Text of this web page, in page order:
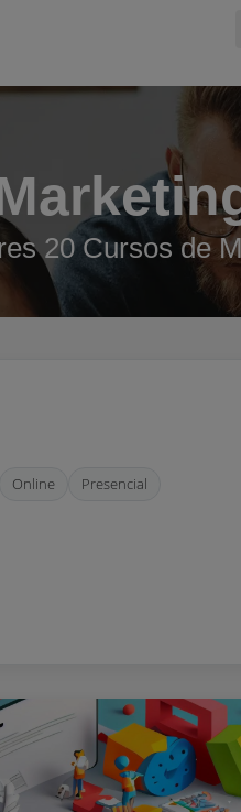
20 Cursos de
Online Presencial